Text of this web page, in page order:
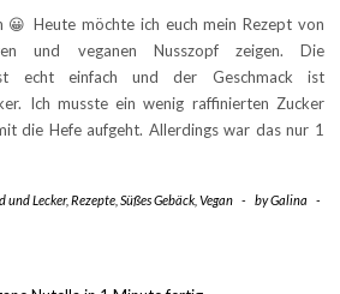
😀 Heute möchte ich euch mein Rezept von
und veganen Nusszopf zeigen. Die
echt einfach und der Geschmack ist
Ich musste ein wenig raffinierten Zucker
die Hefe aufgeht. Allerdings war das nur 1
und Lecker, Rezepte Süßes Gebäck Vegan - byGalina
-